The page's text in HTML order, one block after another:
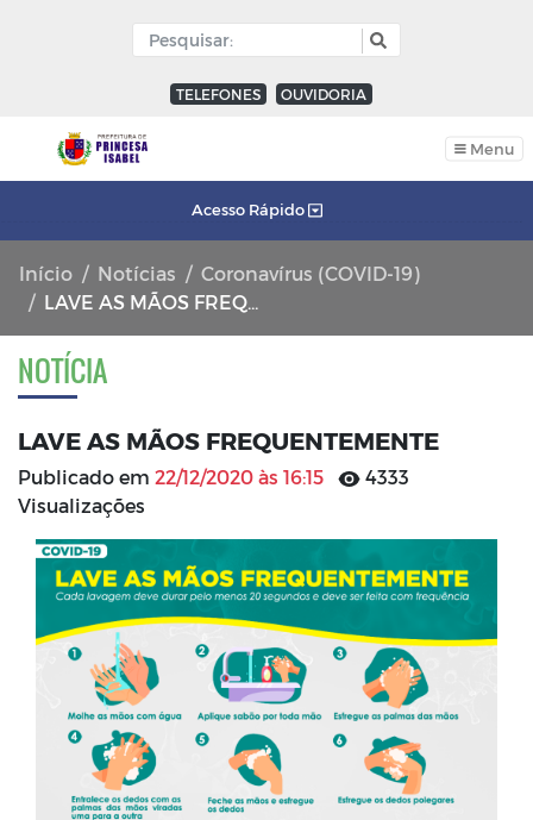
TELEFONES OUVIDORIA
Menu
Acesso Rápido
Início Notícias
Coronavírus (COVID-19)
LAVE AS MÃOS FREQUENTEMENTE
NOTÍCIA
LAVE AS MÃOS FREQUENTEMENTE
Publicado em 22/12/2020 às 16:15
4333
Visualizações